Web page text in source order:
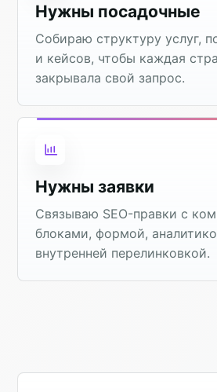
Нужны посадочные
Собираю структуру услуг,
и кейсов, чтобы каждая
закрывала свой запрос.
Нужны заявки
Связываю SEO-правки с
блоками, формой,
внутренней перелинковкой.